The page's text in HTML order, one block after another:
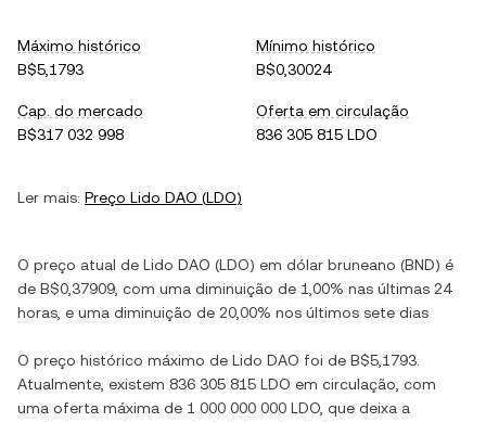
Máximo histórico
B$5,1793
Mínimo histórico
B$0,30024
Cap. do mercado
B$317 032 998
Oferta em circulação
836 305 815 LDO
Ler mais: Preço Lido DAO (LDO)
O preço atual de Lido DAO (LDO) em dólar bruneano (BND) é
de B$0,37909 , com uma diminuição de 1,00% nas últimas 24
horas, e uma diminuição de 20,00% nos últimos sete dias
O preço histórico máximo de Lido DAO foi de B$5,1793
Atualmente, existem 836 305 815 LDO em circulação, com
uma oferta máxima de 1 000 000 000 LDO , que deixa a